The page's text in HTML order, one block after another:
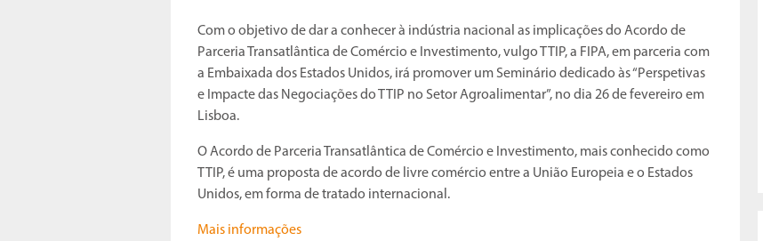
Com o objetivo de dar a conhecer à indústria nacional as implicações do Acordo de
Parceria Transatlântica de Comércio e Investimento, vulgo TTIP, a FIPA, em parceria com
a Embaixada dos Estados Unidos, irá promover um Seminário dedicado às “Perspetivas
e Impacte das Negociações do TTIP no Setor Agroalimentar”, no dia 26 de fevereiro em
Lisboa.
O Acordo de Parceria Transatlântica de Comércio e Investimento, mais conhecido como
TTIP, é uma proposta de acordo de livre comércio entre a União Europeia e o Estados
Unidos, em forma de tratado internacional.
Mais informações